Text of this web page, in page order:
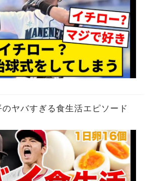
のヤバすぎる食生活エピソード